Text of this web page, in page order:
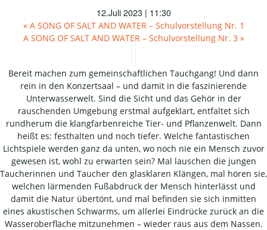
12.Juli 2023 | 11:30
«A SONG OF SALT AND WATER – Schulvorstellung Nr. 1
A SONG OF SALT AND WATER – Schulvorstellung Nr. 3 »
Bereit machen zum gemeinschaftlichen Tauchgang! Und dann
rein in den Konzertsaal – und damit in die faszinierende
Unterwasserwelt. Sind die Sicht und das Gehör in der
rauschenden Umgebung erstmal aufgeklart, entfaltet sich
rundherum die klangfarbenreiche Tier- und Pflanzenwelt. Dann
heißt es: festhalten und noch tiefer. Welche fantastischen
Lichtspiele werden ganz da unten, wo noch nie ein Mensch zuvor
gewesen ist, wohl zu erwarten sein? Mal lauschen die jungen
Taucherinnen und Taucher den glasklaren Klängen, mal hören sie,
welchen lärmenden Fußabdruck der Mensch hinterlässt und
damit die Natur übertönt, und mal befinden sie sich inmitten
eines akustischen Schwarms, um allerlei Eindrücke zurück an die
Wasseroberfläche mitzunehmen – wieder raus aus dem Nassen.